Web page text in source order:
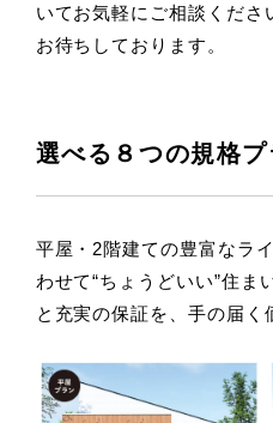
いてお気軽にご相談くださ
お待ちしております。
選べる８つの規格プ
平屋・2階建ての豊富なラ
わせて“ちょうどいい”住ま
と充実の保証を、手の届く